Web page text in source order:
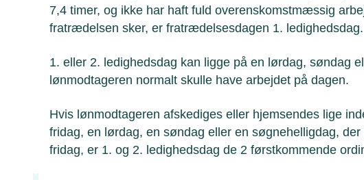
7,4 timer, og ikke har haft fuld overenskomstmæssig
fratrædelsen sker, er fratrædelsesdagen 1. ledighedsdag.
1. eller 2. ledighedsdag kan ligge på en lørdag, søndag
lønmodtageren normalt skulle have arbejdet på dagen.
Hvis lønmodtageren afskediges eller hjemsendes lige
fridag, en lørdag, en søndag eller en søgnehelligdag,
fridag, er 1. og 2. ledighedsdag de 2 førstkommende